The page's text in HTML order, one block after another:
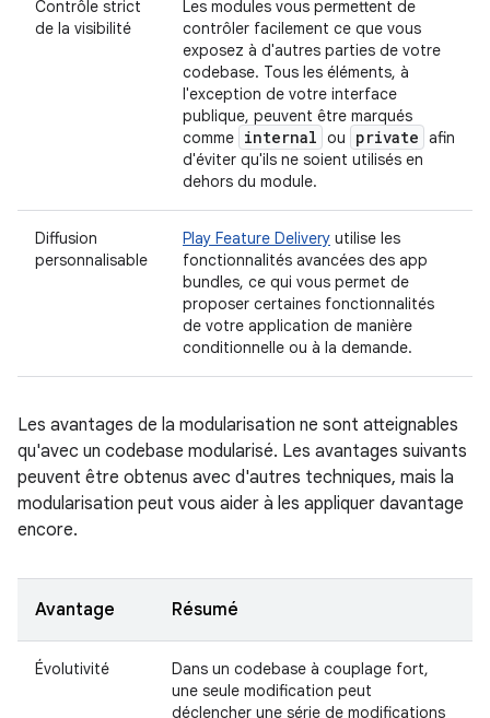
Contrôle strict
de la visibilité
Les modules vous permettent de
contrôler facilement ce que vous
exposez à d'autres parties de votre
codebase. Tous les éléments, à
l'exception de votre interface
publique, peuvent être marqués
comme internal ou private afin
d'éviter qu'ils ne soient utilisés en
dehors du module.
Diffusion
personnalisable
Play Feature Delivery utilise les
fonctionnalités avancées des app
bundles, ce qui vous permet de
proposer certaines fonctionnalités
de votre application de manière
conditionnelle ou à la demande.
Les avantages de la modularisation ne sont atteignables
qu'avec un codebase modularisé. Les avantages suivants
peuvent être obtenus avec d'autres techniques, mais la
modularisation peut vous aider à les appliquer davantage
encore.
Avantage Résumé
Évolutivité
Dans un codebase à couplage fort,
une seule modification peut
déclencher une série de modifications